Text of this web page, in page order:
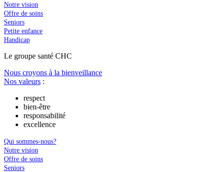
Notre vision
Offre de soins
Seniors
Petite enfance
Handicap
Le groupe santé CHC
Nous croyons à la bienveillance
Nos valeurs :
respect
bien-être
responsabilité
excellence
Qui sommes-nous?
Notre vision
Offre de soins
Seniors